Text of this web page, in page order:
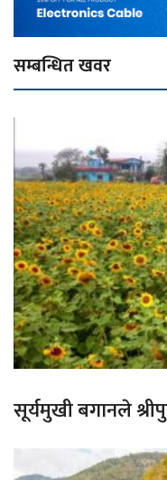
सम्बन्धित खवर
सूर्यमुखी बगानले